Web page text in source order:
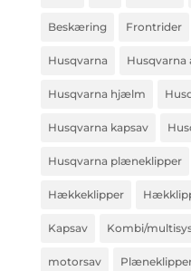
Beskæring Frontrider
Husqvarna
Husqvarna hjælm
Husqvarna kapsav
Husqvarna plæneklipper
Hækkeklipper
Kapsav Kombi/
motorsav